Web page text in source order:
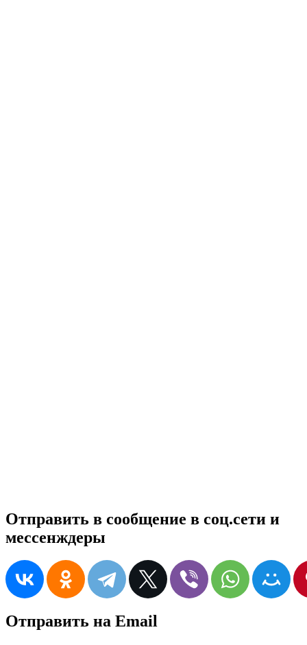
Отправить в сообщение в соц.сети и
мессенждеры
Отправить на Email